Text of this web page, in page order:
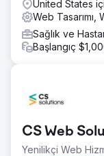
United States
Web Tasarımı,
Sağlık ve
Başlangıç
CS Web
Yenilikçi Web